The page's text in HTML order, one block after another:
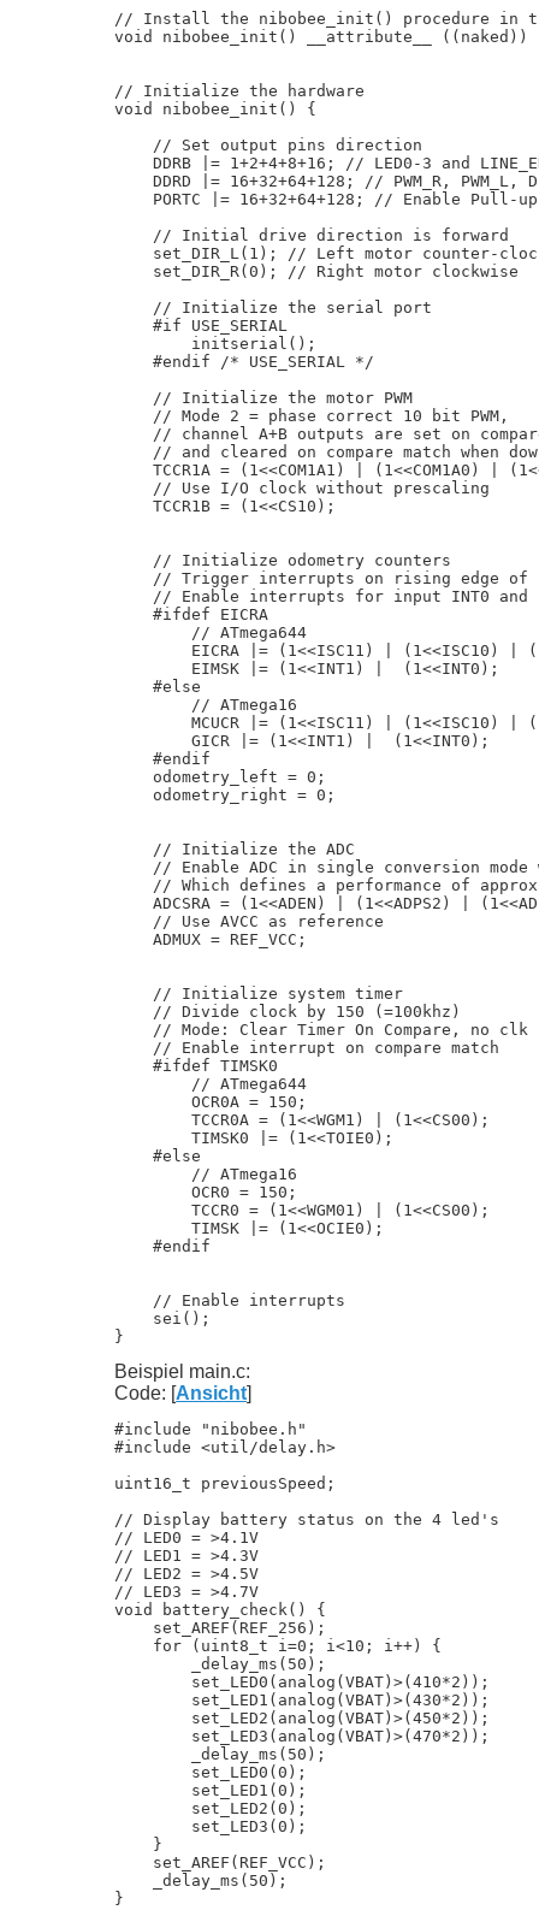
// Install the nibobee_init() procedure in
void nibobee_init() __attribute__
// Initialize the hardware
void nibobee_init() {
    // Set output pins direction
DDRB |= 1+2+4+8+16; // LED0-3 and
DDRD |= 16+32+64+128; // PWM_R, PWM_L,
PORTC |= 16+32+64+128; // Enable Pull-
    // Initial drive direction is forward
set_DIR_L(1); // Left motor counter-
    set_DIR_R(0); // Right motor clockwise
    // Initialize the serial port
    #if USE_SERIAL
        initserial();
    #endif /* USE_SERIAL */
    // Initialize the motor PWM
    // Mode 2 = phase correct 10 bit PWM,
// channel A+B outputs are set on
// and cleared on compare match when
TCCR1A = (1<<COM1A1) | (1<<COM1A0) |
    // Use I/O clock without prescaling
    TCCR1B = (1<<CS10);
    // Initialize odometry counters
// Trigger interrupts on rising edge of
// Enable interrupts for input INT0
    #ifdef EICRA
        // ATmega644
EICRA |= (1<<ISC11) | (1<<ISC10) |
        EIMSK |= (1<<INT1) |  (1<<INT0);
    #else
        // ATmega16
MCUCR |= (1<<ISC11) | (1<<ISC10) |
        GICR |= (1<<INT1) |  (1<<INT0);
    #endif
    odometry_left = 0;
    odometry_right = 0;
    // Initialize the ADC
// Enable ADC in single conversion mode
// Which defines a performance of
ADCSRA = (1<<ADEN) | (1<<ADPS2) |
    // Use AVCC as reference
    ADMUX = REF_VCC;
    // Initialize system timer
    // Divide clock by 150 (=100khz)
// Mode: Clear Timer On Compare, no clk
    // Enable interrupt on compare match
    #ifdef TIMSK0
        // ATmega644
        OCR0A = 150;
        TCCR0A = (1<<WGM1) | (1<<CS00);
        TIMSK0 |= (1<<TOIE0);
    #else
        // ATmega16
        OCR0 = 150;
        TCCR0 = (1<<WGM01) | (1<<CS00);
        TIMSK |= (1<<OCIE0);
    #endif
    // Enable interrupts
    sei();
}
Beispiel main.c:
Code: [Ansicht]
#include "nibobee.h"
#include <util/delay.h>
uint16_t previousSpeed;
// Display battery status on the 4 led's
// LED0 = >4.1V
// LED1 = >4.3V
// LED2 = >4.5V
// LED3 = >4.7V
void battery_check() {
    set_AREF(REF_256);
    for (uint8_t i=0; i<10; i++) {
        _delay_ms(50);
        set_LED0(analog(VBAT)>(410*2));
        set_LED1(analog(VBAT)>(430*2));
        set_LED2(analog(VBAT)>(450*2));
        set_LED3(analog(VBAT)>(470*2));
        _delay_ms(50);
        set_LED0(0);
        set_LED1(0);
        set_LED2(0);
        set_LED3(0);
    }
    set_AREF(REF_VCC);
    _delay_ms(50);
}